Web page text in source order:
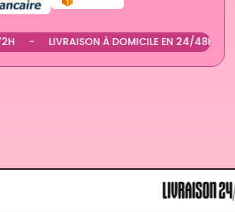
LIVRAISON À DOMICILE EN 24/48H -
LIVRAISON 24/48H